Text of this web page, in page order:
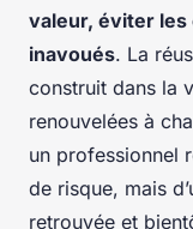
valeur, éviter
inavoués. La
construit dans la
renouvelées à
un professionnel
de risque, mais
retrouvée et